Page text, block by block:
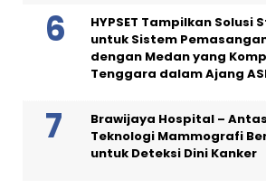
HYPSET Tampilkan Solusi
untuk Sistem
dengan Medan yang
Tenggara dalam Ajang
Brawijaya Hospital –
Teknologi Mammografi
untuk Deteksi Dini Kanker